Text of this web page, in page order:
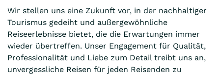
Wir stellen uns eine Zukunft vor, in der nachhaltiger
Tourismus gedeiht und außergewöhnliche
Reiseerlebnisse bietet, die die Erwartungen immer
wieder übertreffen. Unser Engagement für Qualität,
Professionalität und Liebe zum Detail treibt uns an,
unvergessliche Reisen für jeden Reisenden zu